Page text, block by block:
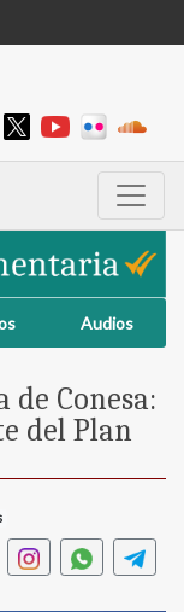
Audios
Conesa:
del Plan